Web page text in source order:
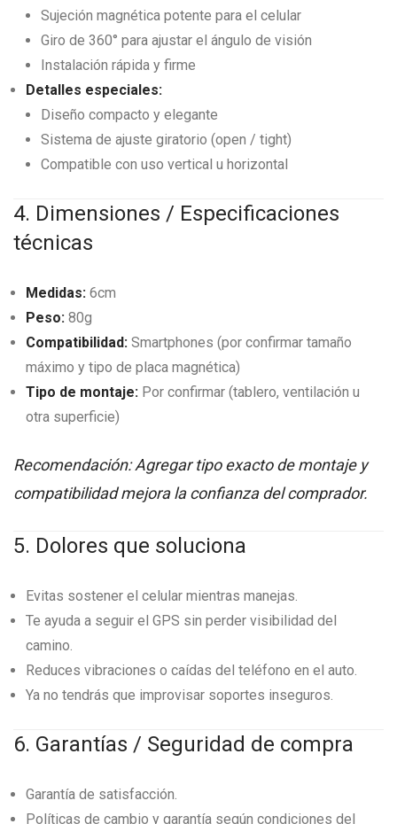
Sujeción magnética potente para el celular
Giro de 360° para ajustar el ángulo de visión
Instalación rápida y firme
Detalles especiales:
Diseño compacto y elegante
Sistema de ajuste giratorio (open / tight)
Compatible con uso vertical u horizontal
4. Dimensiones / Especificaciones
técnicas
Medidas: 6cm
Peso: 80g
Compatibilidad: Smartphones (por confirmar tamaño
máximo y tipo de placa magnética)
Tipo de montaje: Por confirmar (tablero, ventilación u
otra superficie)
Recomendación:Agregar tipo exacto de montaje y
compatibilidad mejora la confianza del comprador.
5. Dolores que soluciona
Evitas sostener el celular mientras manejas.
Te ayuda a seguir el GPS sin perder visibilidad del
camino.
Reduces vibraciones o caídas del teléfono en el auto.
Ya no tendrás que improvisar soportes inseguros.
6. Garantías / Seguridad de compra
Garantía de satisfacción.
Políticas de cambio y garantía según condiciones del